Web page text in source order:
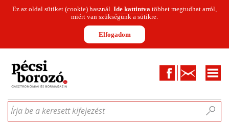
Ez az oldal sütiket (cookie) használ. Ide kattintva többet megtudhat arról,
miért van szükségünk a sütikre.
Elfogadom
FacebookKapcsolat
CIKKEKHÍREKINFOGRAFIKÁKMUNKATÁRSAKWINESOFA
Írja be a keresett kifejezést